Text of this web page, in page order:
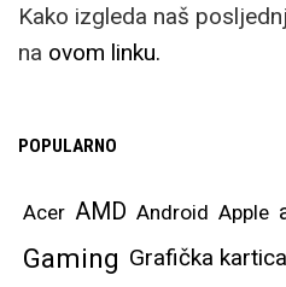
Kako izgleda naš
na ovom linku.
POPULARNO
Acer AMD Android Apple
Gaming Grafička kartica